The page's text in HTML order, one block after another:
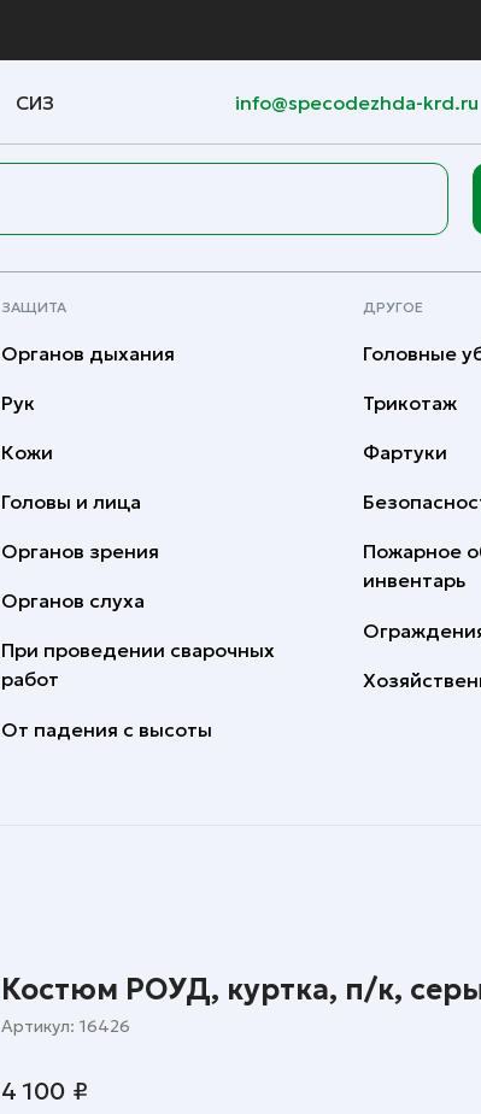
СИЗ info@specodezhda-krd.ru
Органов дыхания Головные
Рук Трикотаж
Головы и лица
Кожи Фартуки
Органов зрения
При проведении сварочных
работ
Пожарное
инвентарь
Органов слуха
От падения с высоты
ЗАЩИТА ДРУГОЕ
Костюм РОУД, куртка, п/к,
Артикул: 16426
4 100 ₽